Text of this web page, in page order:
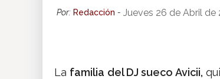
Por: Redacción - Jueves 26 de Abril de
La familia del DJ sueco Avicii,